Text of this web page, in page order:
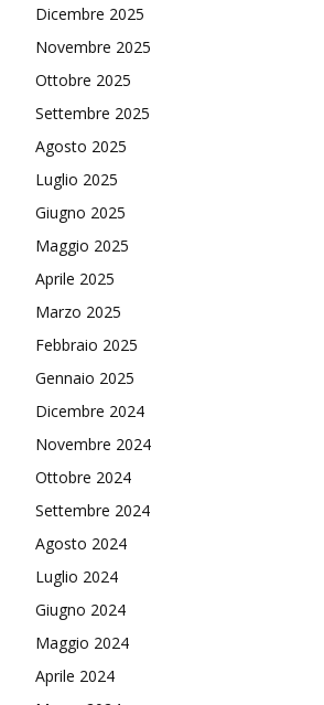
Dicembre 2025
Novembre 2025
Ottobre 2025
Settembre 2025
Agosto 2025
Luglio 2025
Giugno 2025
Maggio 2025
Aprile 2025
Marzo 2025
Febbraio 2025
Gennaio 2025
Dicembre 2024
Novembre 2024
Ottobre 2024
Settembre 2024
Agosto 2024
Luglio 2024
Giugno 2024
Maggio 2024
Aprile 2024